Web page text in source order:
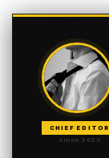
CHIEF EDITOR
since 2020